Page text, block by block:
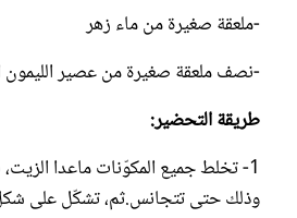
-ملعقة صغيرة من ماء زهر
-نصف ملعقة صغيرة من عصير
طريقة التحضير:
1- تخلط جميع المكوّنات ماعدا
وذلك حتى تتجانس.ثم، تشكّل على